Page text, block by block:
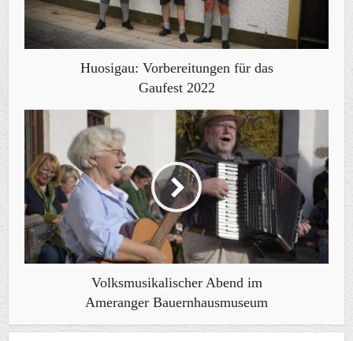
Huosigau: Vorbereitungen für das
Gaufest 2022
Volksmusikalischer Abend im
Ameranger Bauernhausmuseum